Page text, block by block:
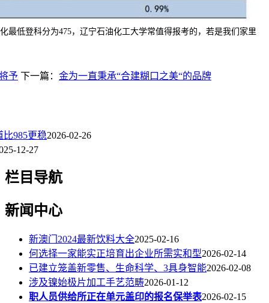
最低登科分为475，辽宁石油化工大学常值得报考的，若是我们家里
予 下一篇： 金为一直秉承“合建糊口之美“的品牌
985更稳2026-02-26
12-27
栏目导航
新闻中心
新澳门2024最新饮料大全2025-02-16
何选择一家能实正培育出企业所需实和型2026-02-14
已建立笼盖新零售、生命科学、3具身智能2026-02-08
涉及镍始极片加工手艺范畴2026-01-12
职人员供给所正在单元盖印的报名保举表2026-02-15